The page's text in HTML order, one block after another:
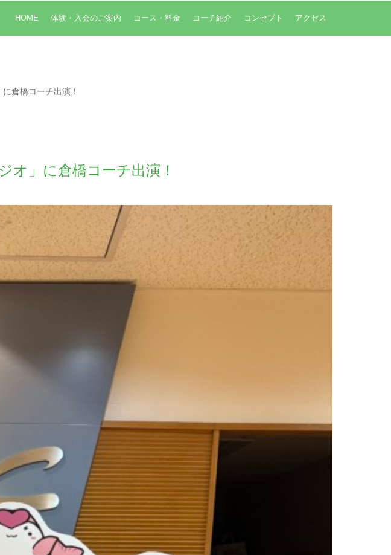
HOME 体験・入会のご案内 コース・料金 コーチ紹介 コンセプト アクセス
倉橋コーチ出演！
オ」に倉橋コーチ出演！